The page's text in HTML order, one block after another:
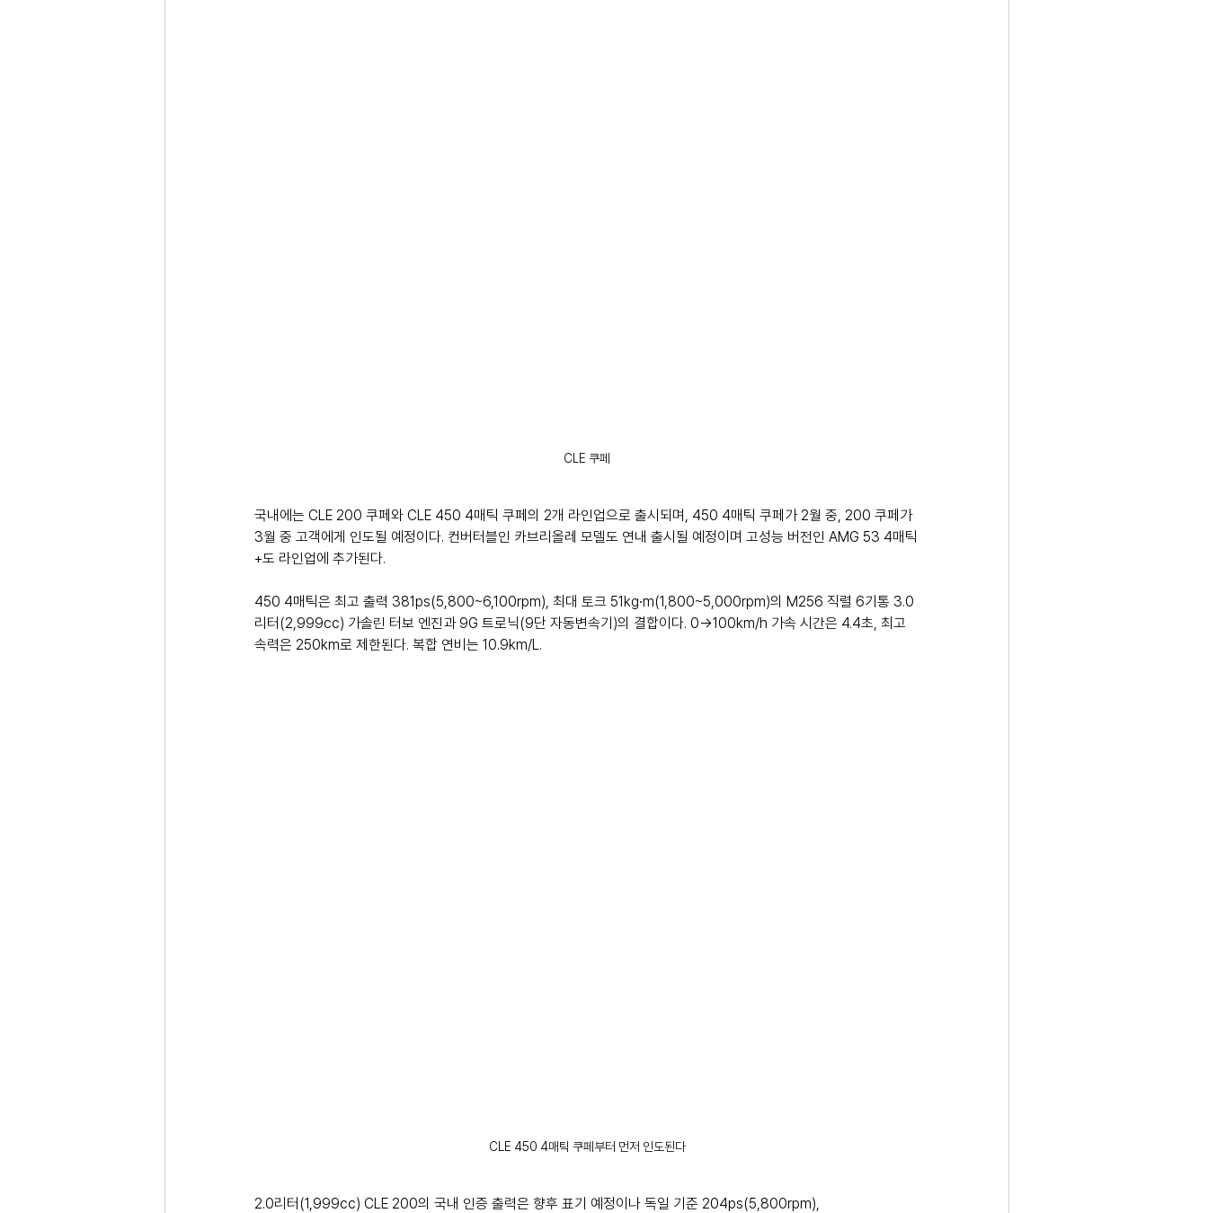
CLE 쿠페
국내에는 CLE 200 쿠페와 CLE 450 4매틱 쿠페의 2개 라인업으로 출시되며, 450 4매틱 쿠페가 2월 중, 200 쿠페가
3월 중 고객에게 인도될 예정이다. 컨버터블인 카브리올레 모델도 연내 출시될 예정이며 고성능 버전인 AMG 53 4매틱
+도 라인업에 추가된다.
450 4매틱은 최고 출력 381ps(5,800~6,100rpm), 최대 토크 51kg∙m(1,800~5,000rpm)의 M256 직렬 6기통 3.0
리터(2,999cc) 가솔린 터보 엔진과 9G 트로닉(9단 자동변속기)의 결합이다. 0→100km/h 가속 시간은 4.4초, 최고
속력은 250km로 제한된다. 복합 연비는 10.9km/L.
CLE 450 4매틱 쿠페부터 먼저 인도된다
2.0리터(1,999cc) CLE 200의 국내 인증 출력은 향후 표기 예정이나 독일 기준 204ps(5,800rpm),